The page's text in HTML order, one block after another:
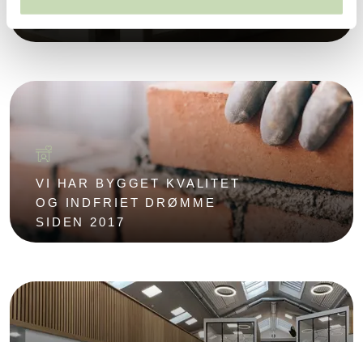
VI HAR BYGGET KVALITET
OG INDFRIET DRØMME
SIDEN 2017